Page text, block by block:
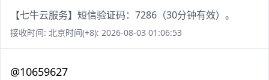
【七牛云服务】短信验证码：7286（30分钟有效）。
接收时间: 北京时间(+8): 2026-08-03 01:06:53
@10659627